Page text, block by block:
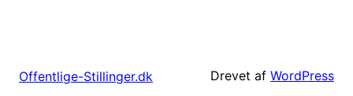
Offentlige-Stillinger.dk Drevet af WordPress